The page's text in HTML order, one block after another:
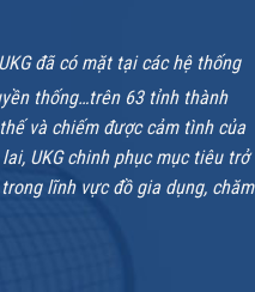
đã có mặt tại các hệ thống
thống…trên 63 tỉnh thành
và chiếm được cảm tình của
UKG chinh phục mục tiêu trở
lĩnh vực đồ gia dụng, chăm